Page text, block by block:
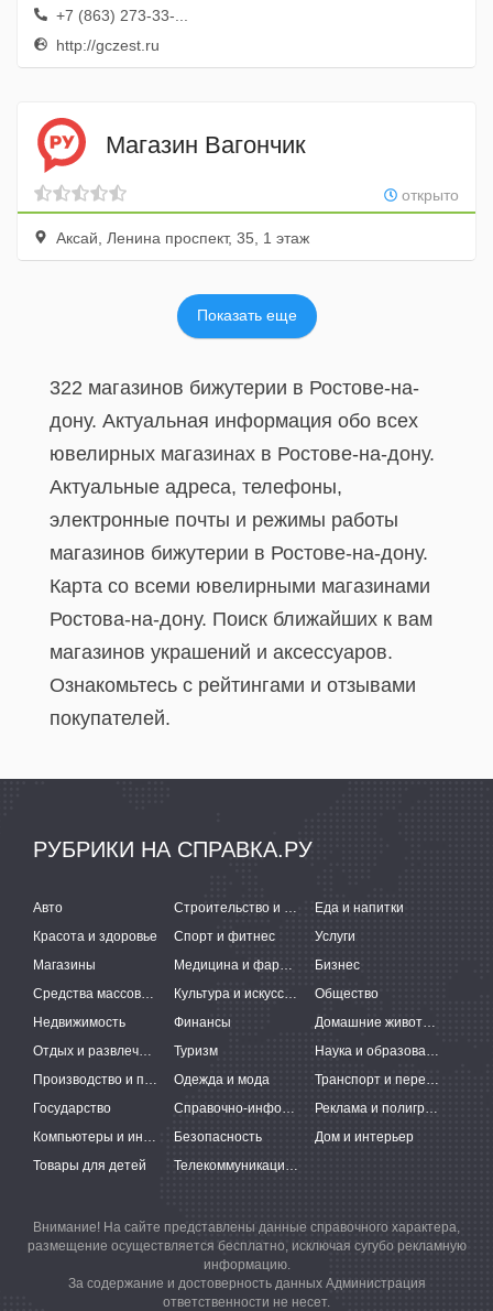
+7 (863) 273-33-...
http://gczest.ru
Магазин Вагончик
открыто
Аксай, Ленина проспект, 35, 1 этаж
Показать еще
322 магазинов бижутерии в Ростове-на-
дону. Актуальная информация обо всех
ювелирных магазинах в Ростове-на-дону.
Актуальные адреса, телефоны,
электронные почты и режимы работы
магазинов бижутерии в Ростове-на-дону.
Карта со всеми ювелирными магазинами
Ростова-на-дону. Поиск ближайших к вам
магазинов украшений и аксессуаров.
Ознакомьтесь с рейтингами и отзывами
покупателей.
РУБРИКИ НА СПРАВКА.РУ
Авто Строительство и ремонт
Еда и напитки
Красота и здоровье
Спорт и фитнес
Услуги
Магазины
Медицина и фармацевтика
Бизнес
Средства массовой информации
Культура и искусство
Общество
Недвижимость
Финансы
Домашние животные
Отдых и развлечения
Туризм
Наука и образование
Производство и поставки
Одежда и мода
Транспорт и перевозки
Государство
Справочно-информационные системы
Реклама и полиграфия
Компьютеры и интернет
Безопасность
Дом и интерьер
Товары для детей
Телекоммуникации и связь
Внимание! На сайте представлены данные справочного характера,
размещение осуществляется бесплатно, исключая сугубо рекламную
информацию.
За содержание и достоверность данных Администрация
ответственности не несет.